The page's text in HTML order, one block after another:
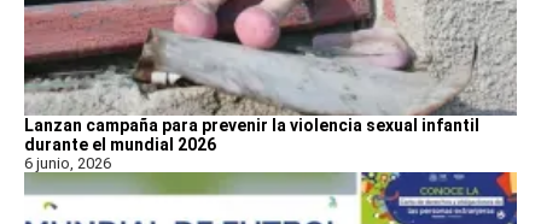
Lanzan campaña para prevenir la violencia sexual infantil
durante el mundial 2026
6 junio, 2026